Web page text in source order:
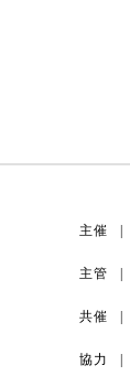
主催
主管
共催
協力